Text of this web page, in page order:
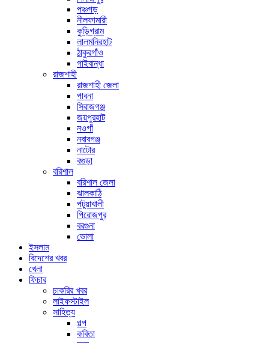
পঞ্চগড়
নীলফামারী
কুড়িগ্রাম
লালমনিরহাট
ঠাকুরগাঁও
গাইবান্ধা
রাজশাহী
রাজশাহী জেলা
পাবনা
সিরাজগঞ্জ
জয়পুরহাট
নওগাঁ
নবাবগঞ্জ
নাটোর
বগুড়া
বরিশাল
বরিশাল জেলা
ঝালকাঠি
পটুয়াখালী
পিরোজপুর
বরগুনা
ভোলা
ইসলাম
বিদেশের খবর
খেলা
ফিচার
চাকরির খবর
লাইফস্টাইল
সাহিত্য
গল্প
কবিতা